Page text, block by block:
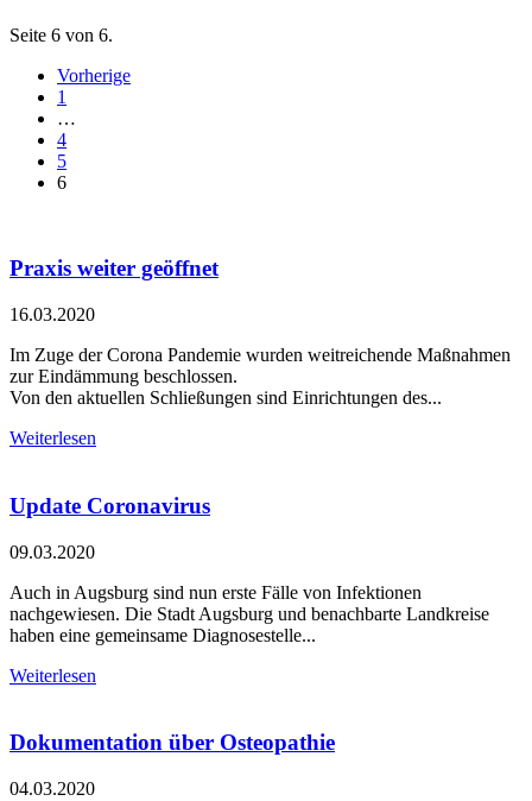
Seite 6 von 6.
Vorherige
1
…
4
5
6
Praxis weiter geöffnet
16.03.2020
Im Zuge der Corona Pandemie wurden weitreichende Maßnahmen
zur Eindämmung beschlossen.
Von den aktuellen Schließungen sind Einrichtungen des...
Weiterlesen
Update Coronavirus
09.03.2020
Auch in Augsburg sind nun erste Fälle von Infektionen
nachgewiesen. Die Stadt Augsburg und benachbarte Landkreise
haben eine gemeinsame Diagnosestelle...
Weiterlesen
Dokumentation über Osteopathie
04.03.2020